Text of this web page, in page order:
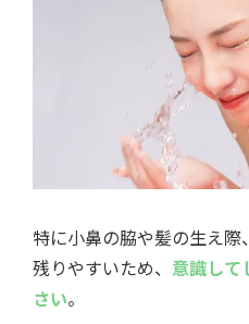
特に小鼻の脇や髪の生え
残りやすいため、 意識して
さい。